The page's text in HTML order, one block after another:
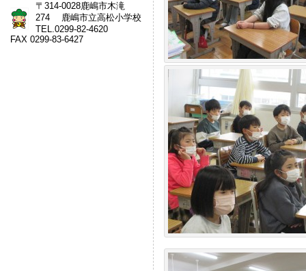
〒314-0028鹿嶋市木滝
274 鹿嶋市立高松小学校
TEL.0299-82-4620
FAX 0299-83-6427